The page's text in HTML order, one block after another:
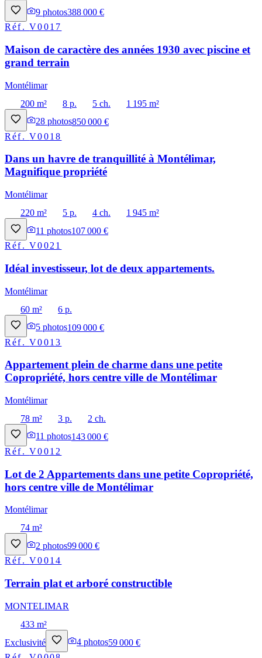
9 photos388 000 €
Réf.V0017
Maison de caractère des années 1930 avec piscine et
grand terrain
Montélimar
200 m²
8 p. 5 ch.
1 195 m²
28 photos850 000 €
Réf.V0018
Dans un havre de tranquillité à Montélimar,
Magnifique propriété
Montélimar
220 m²
5 p. 4 ch.
1 945 m²
11 photos107 000 €
Réf.V0021
Idéal investisseur, lot de deux appartements.
Montélimar
60 m²
6 p.
5 photos109 000 €
Réf.V0013
Appartement plein de charme dans une petite
Copropriété, hors centre ville de Montélimar
Montélimar
78 m²
3 p.
2 ch.
11 photos143 000 €
Réf.V0012
Lot de 2 Appartements dans une petite Copropriété,
hors centre ville de Montélimar
Montélimar
74 m²
2 photos99 000 €
Réf.V0014
Terrain plat et arboré constructible
MONTELIMAR
433 m²
Exclusivité
4 photos59 000 €